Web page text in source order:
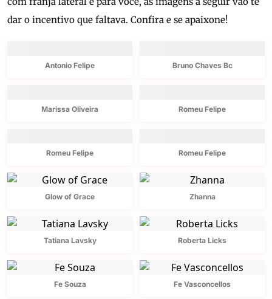
dar o incentivo que faltava. Confira e se apaixone!
Antonio Felipe Bruno Chaves Bc
Marissa Oliveira Romeu Felipe
Romeu Felipe Romeu Felipe
Glow of Grace Zhanna
Tatiana Lavsky Roberta Licks
Fe Souza Fe Vasconcellos